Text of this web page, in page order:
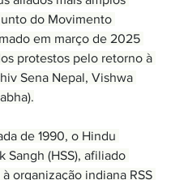
do Movimento
em março de 2025
protestos pelo retorno à
Sena Nepal, Vishwa
de 1990, o Hindu
Sangh (HSS), afiliado
organização indiana RSS